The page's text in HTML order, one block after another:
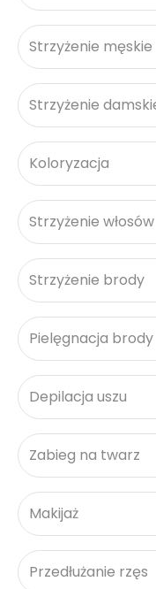
Strzyżenie męskie
Strzyżenie
Koloryzacja
Strzyżenie włosów
Strzyżenie brody
Pielęgnacja brody
Depilacja uszu
Zabieg na twarz
Makijaż
Przedłużanie rzęs